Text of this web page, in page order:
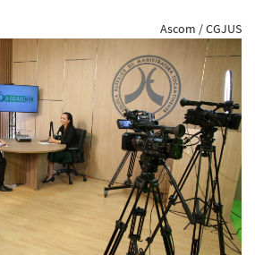
E-
mail
Ascom / CGJUS